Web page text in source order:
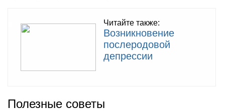
Читайте также:
Возникновение
послеродовой
депрессии
Полезные советы